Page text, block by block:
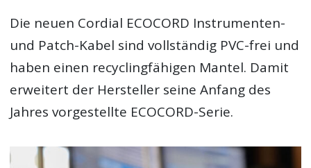
Die neuen Cordial ECOCORD Instrumenten-
und Patch-Kabel sind vollständig PVC-frei und
haben einen recyclingfähigen Mantel. Damit
erweitert der Hersteller seine Anfang des
Jahres vorgestellte ECOCORD-Serie.